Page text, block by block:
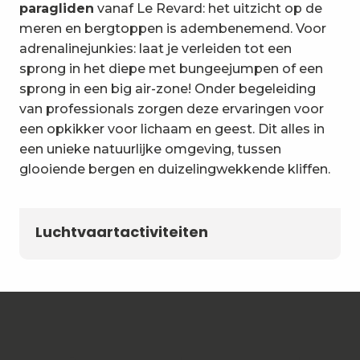
paragliden vanaf Le Revard: het uitzicht op de
meren en bergtoppen is adembenemend. Voor
adrenalinejunkies: laat je verleiden tot een
sprong in het diepe met bungeejumpen of een
sprong in een big air-zone! Onder begeleiding
van professionals zorgen deze ervaringen voor
een opkikker voor lichaam en geest. Dit alles in
een unieke natuurlijke omgeving, tussen
glooiende bergen en duizelingwekkende kliffen.
Luchtvaartactiviteiten